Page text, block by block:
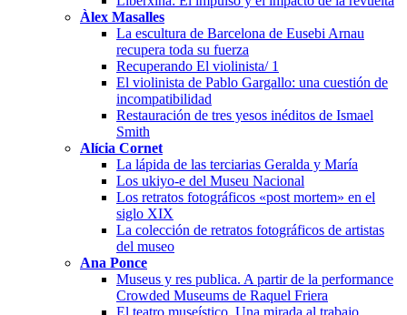
Àlex Masalles
La escultura de Barcelona de Eusebi Arnau
recupera toda su fuerza
Recuperando El violinista/ 1
El violinista de Pablo Gargallo: una cuestión de
incompatibilidad
Restauración de tres yesos inéditos de Ismael
Smith
Alícia Cornet
La lápida de las terciarias Geralda y María
Los ukiyo-e del Museu Nacional
Los retratos fotográficos «post mortem» en el
siglo XIX
La colección de retratos fotográficos de artistas
del museo
Ana Ponce
Museus y res publica. A partir de la performance
Crowded Museums de Raquel Friera
El teatro museístico. Una mirada al trabajo